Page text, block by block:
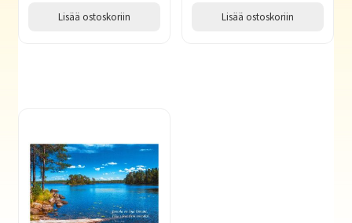
Lisää ostoskoriin Lisää ostoskoriin